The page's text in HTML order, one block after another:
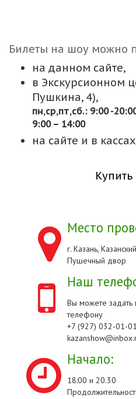
Билеты на шоу можно
на данном сайте,
в Экскурсионном
Пушкина, 4),
пн,cр,пт,сб.: 9:00 -
9:00 – 14:00
на сайте и в кассах
Купить
Место
г. Казань,
Пушечный двор
Наш
Вы можете задать
телефону
+7 (927) 032-01-
Начало:
18:00 и 20.30